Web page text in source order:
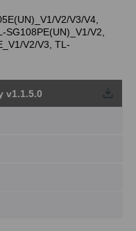
V2/V3/V4,
V2,
V2/V3, TL-
v1.1.5.0